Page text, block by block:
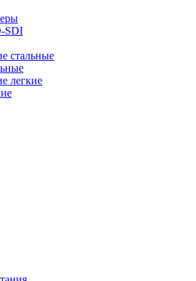
SDI
стальные
легкие